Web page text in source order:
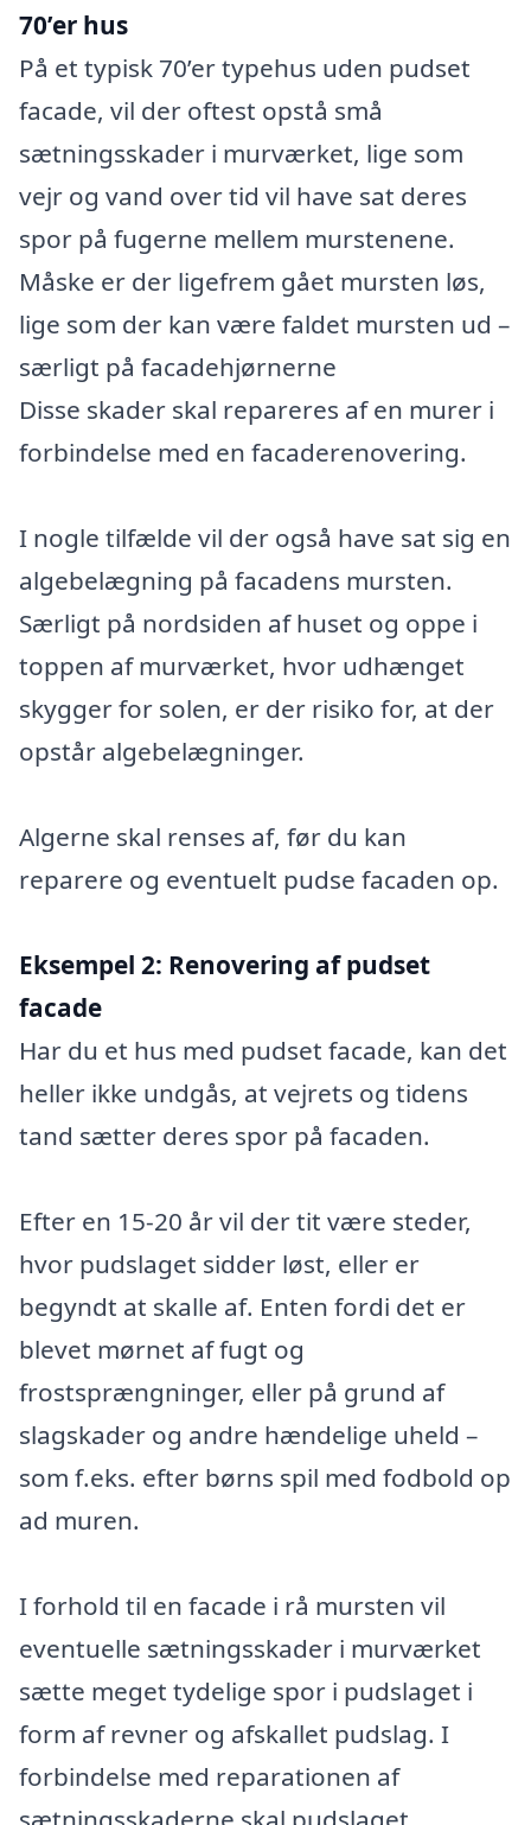
70’er hus
På et typisk 70’er typehus uden pudset
facade, vil der oftest opstå små
sætningsskader i murværket, lige som
vejr og vand over tid vil have sat deres
spor på fugerne mellem murstenene.
Måske er der ligefrem gået mursten løs,
lige som der kan være faldet mursten ud –
særligt på facadehjørnerne
Disse skader skal repareres af en murer i
forbindelse med en facaderenovering.
I nogle tilfælde vil der også have sat sig en
algebelægning på facadens mursten.
Særligt på nordsiden af huset og oppe i
toppen af murværket, hvor udhænget
skygger for solen, er der risiko for, at der
opstår algebelægninger.
Algerne skal renses af, før du kan
reparere og eventuelt pudse facaden op.
Eksempel 2: Renovering af pudset
facade
Har du et hus med pudset facade, kan det
heller ikke undgås, at vejrets og tidens
tand sætter deres spor på facaden.
Efter en 15-20 år vil der tit være steder,
hvor pudslaget sidder løst, eller er
begyndt at skalle af. Enten fordi det er
blevet mørnet af fugt og
frostsprængninger, eller på grund af
slagskader og andre hændelige uheld –
som f.eks. efter børns spil med fodbold op
ad muren.
I forhold til en facade i rå mursten vil
eventuelle sætningsskader i murværket
sætte meget tydelige spor i pudslaget i
form af revner og afskallet pudslag. I
forbindelse med reparationen af